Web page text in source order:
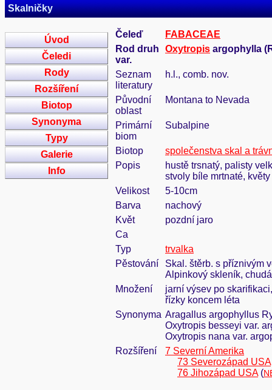
Skalničky
Úvod
Čeledi
Rody
Rozšíření
Biotop
Synonyma
Typy
Galerie
Info
Čeleď
FABACEAE
Rod druh
var.
Oxytropis argophylla
Seznam
literatury
h.l., comb. nov.
Původní
oblast
Montana to Nevada
Primární
biom
Subalpine
Biotop
společenstva skal a
Popis
hustě trsnatý, palisty
stvoly bíle mrtnaté,
Velikost
5-10cm
Barva
nachový
Květ
pozdní jaro
Ca
Typ
trvalka
Pěstování
Skal. štěrb. s příznivým
Alpinkový skleník,
Množení
jarní výsev po
řízky koncem léta
Synonyma Aragallus argophyllus
Oxytropis besseyi var.
Oxytropis nana var.
Rozšíření
7 Severní Amerika
73 Severozápad USA
76 Jihozápad USA(